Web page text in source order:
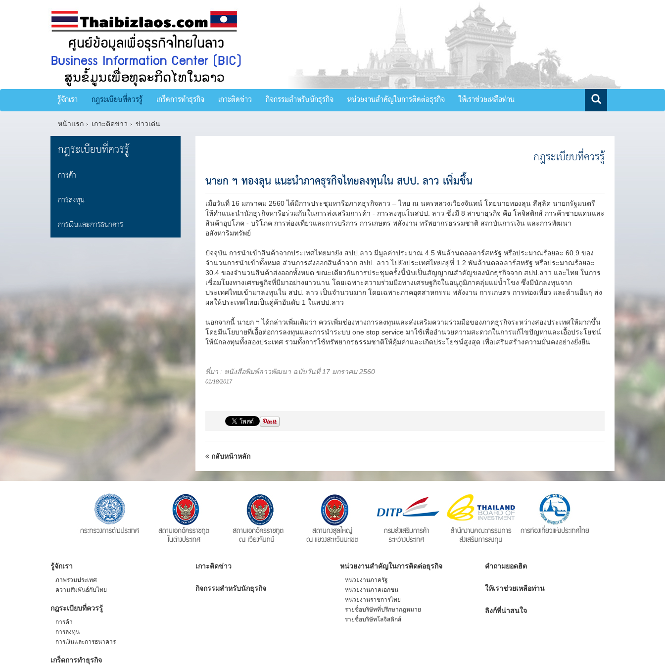
รู้จักเรา กฎระเบียบที่ควรรู้ เกร็ดการทำธุรกิจ เกาะติดข่าว กิจกรรมสำหรับนักธุรกิจ หน่วยงานสำคัญในการติดต่อธุรกิจ ให้เราช่วยเหลือท่าน
หน้าแรก เกาะติดข่าว ข่าวเด่น
กฎระเบียบที่ควรรู้
การค้า
การลงทุน
การเงินและการธนาคาร
กฎระเบียบที่ควรรู้
นายก ฯ ทองลุน แนะนำภาคธุรกิจไทยลงทุนใน สปป. ลาว เพิ่มขึ้น
เมื่อวันที่ 16 มกราคม 2560 ได้มีการประชุมหารือภาคธุรกิจลาว – ไทย ณ นครหลวงเวียงจันทน์ โดยนายทองลุน สีสุลิด นายกรัฐมนตรี
ให้คำแนะนำนักธุรกิจหารือร่วมกันในการส่งเสริมการค้า - การลงทุนในสปป. ลาว ซึ่งมี 8 สาขาธุรกิจ คือ โลจิสติกส์ การค้าชายแดนและ
สินค้าอุปโภค - บริโภค การท่องเที่ยวและการบริการ การเกษตร พลังงาน ทรัพยากรธรรมชาติ สถาบันการเงิน และการพัฒนา
อสังหาริมทรัพย์
ปัจจุบัน การนำเข้าสินค้าจากประเทศไทยมายัง สปป.ลาว มีมูลค่าประมาณ 4.5 พันล้านดอลลาร์สหรัฐ หรือประมาณร้อยละ 60.9 ของ
จำนวนการนำเข้าทั้งหมด ส่วนการส่งออกสินค้าจาก สปป. ลาว ไปยังประเทศไทยอยู่ที่ 1.2 พันล้านดอลลาร์สหรัฐ หรือประมาณร้อยละ
30.4 ของจำนวนสินค้าส่งออกทั้งหมด ขณะเดียวกันการประชุมครั้งนี้นับเป็นสัญญาณสำคัญของนักธุรกิจจาก สปป.ลาว และไทย ในการ
เชื่อมโยงทางเศรษฐกิจที่มีมาอย่างยาวนาน โดยเฉพาะความร่วมมือทางเศรษฐกิจในอนุภูมิภาคลุ่มแม่น้ำโขง ซึ่งมีนักลงทุนจาก
ประเทศไทยเข้ามาลงทุนใน สปป. ลาว เป็นจำนวนมาก โดยเฉพาะภาคอุตสาหกรรม พลังงาน การเกษตร การท่องเที่ยว และด้านอื่นๆ ส่ง
ผลให้ประเทศไทยเป็นคู่ค้าอันดับ 1 ในสปป.ลาว
นอกจากนี้ นายก ฯ ได้กล่าวเพิ่มเติมว่า ควรเพิ่มช่องทางการลงทุนและส่งเสริมความร่วมมือของภาคธุรกิจระหว่างสองประเทศให้มากขึ้น
โดยมีนโยบายที่เอื้อต่อการลงทุนและการนำระบบ one stop service มาใช้เพื่ออำนวยความสะดวกในการแก้ไขปัญหาและเอื้อประโยชน์
ให้นักลงทุนทั้งสองประเทศ รวมทั้งการใช้ทรัพยากรธรรมชาติให้คุ้มค่าและเกิดประโยชน์สูงสุด เพื่อเสริมสร้างความมั่นคงอย่างยั่งยืน
ที่มา : หนังสือพิมพ์ลาวพัฒนา ฉบับวันที่ 17 มกราคม 2560
01/18/2017
กลับหน้าหลัก
รู้จักเรา
ภาพรวมประเทศ
ความสัมพันธ์กับไทย
กฎระเบียบที่ควรรู้
การค้า
การลงทุน
การเงินและการธนาคาร
เกร็ดการทำธุรกิจ
เกาะติดข่าว
กิจกรรมสำหรับนักธุรกิจ
หน่วยงานสำคัญในการติดต่อธุรกิจ
หน่วยงานภาครัฐ
หน่วยงานภาคเอกชน
หน่วยงานราชการไทย
รายชื่อบริษัทที่ปรึกษากฏหมาย
รายชื่อบริษัทโลจิสติกส์
คำถามยอดฮิต
ให้เราช่วยเหลือท่าน
ลิงก์ที่น่าสนใจ